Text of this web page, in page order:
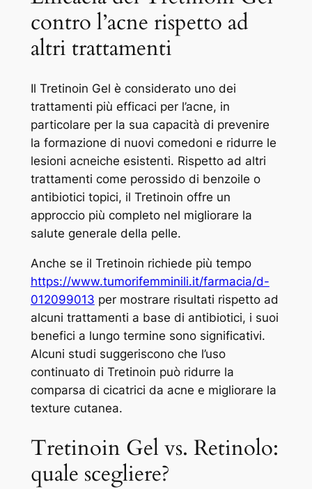
contro l’acne rispetto ad
altri trattamenti
Il Tretinoin Gel è considerato uno dei
trattamenti più efficaci per l’acne, in
particolare per la sua capacità di prevenire
la formazione di nuovi comedoni e ridurre le
lesioni acneiche esistenti. Rispetto ad altri
trattamenti come perossido di benzoile o
antibiotici topici, il Tretinoin offre un
approccio più completo nel migliorare la
salute generale della pelle.
Anche se il Tretinoin richiede più tempo
https://www.tumorifemminili.it/farmacia/d-
012099013 per mostrare risultati rispetto ad
alcuni trattamenti a base di antibiotici, i suoi
benefici a lungo termine sono significativi.
Alcuni studi suggeriscono che l’uso
continuato di Tretinoin può ridurre la
comparsa di cicatrici da acne e migliorare la
texture cutanea.
Tretinoin Gel vs. Retinolo:
quale scegliere?